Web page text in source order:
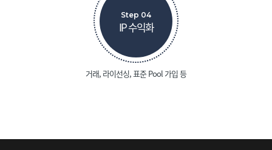
Step 04
IP 수익화
거래, 라이선싱, 표준 Pool 가입 등